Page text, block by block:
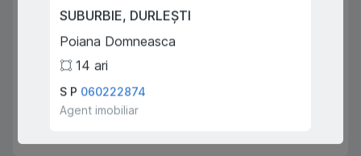
CHIȘINĂU,BOTANICA
Salcamilor
1 42 m2
Iurii Struț 069777194
SUBURBIE, DURLEȘTI
Poiana Domneasca
14 ari
S P 060222874
Agent imobiliar